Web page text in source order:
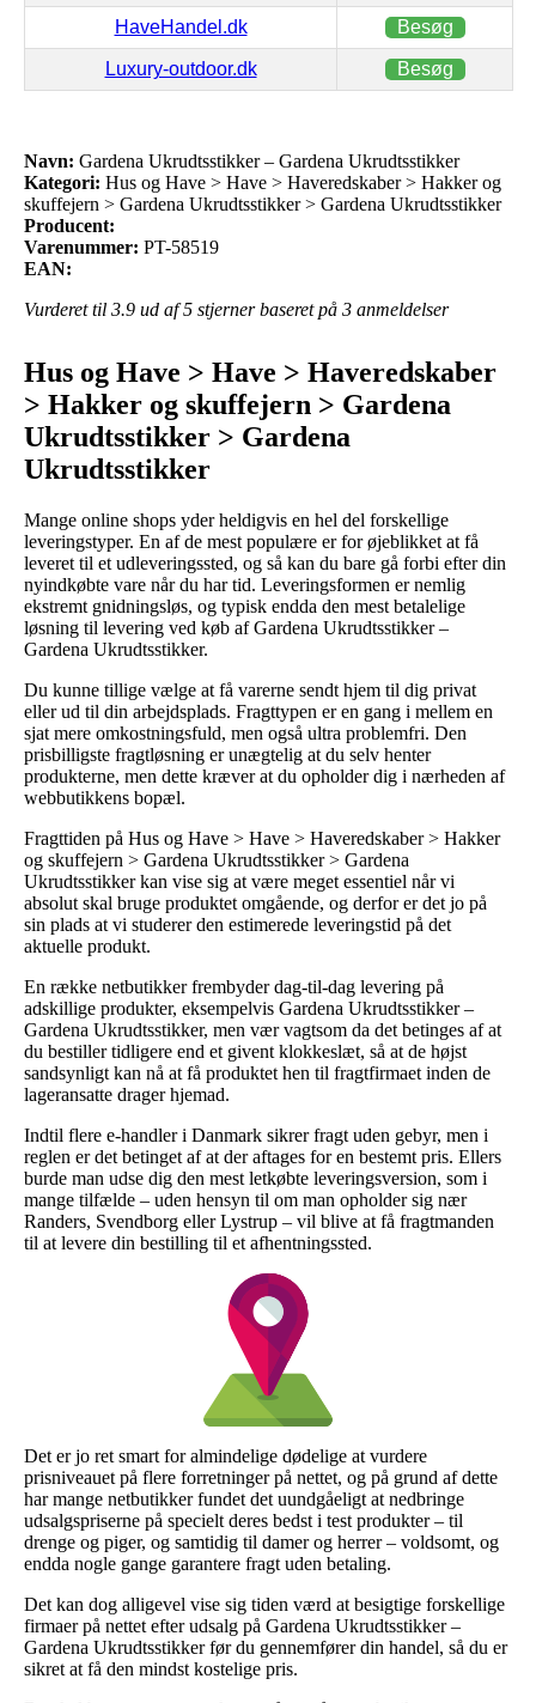
HaveHandel.dk Besøg
Luxury-outdoor.dk Besøg
Navn: Gardena Ukrudtsstikker – Gardena Ukrudtsstikker
Kategori: Hus og Have > Have > Haveredskaber > Hakker og
skuffejern > Gardena Ukrudtsstikker > Gardena Ukrudtsstikker
Producent:
Varenummer: PT-58519
EAN:
Vurderet til 3.9 ud af 5 stjerner baseret på 3 anmeldelser
Hus og Have > Have > Haveredskaber
> Hakker og skuffejern > Gardena
Ukrudtsstikker > Gardena
Ukrudtsstikker
Mange online shops yder heldigvis en hel del forskellige
leveringstyper. En af de mest populære er for øjeblikket at få
leveret til et udleveringssted, og så kan du bare gå forbi efter din
nyindkøbte vare når du har tid. Leveringsformen er nemlig
ekstremt gnidningsløs, og typisk endda den mest betalelige
løsning til levering ved køb af Gardena Ukrudtsstikker –
Gardena Ukrudtsstikker.
Du kunne tillige vælge at få varerne sendt hjem til dig privat
eller ud til din arbejdsplads. Fragttypen er en gang i mellem en
sjat mere omkostningsfuld, men også ultra problemfri. Den
prisbilligste fragtløsning er unægtelig at du selv henter
produkterne, men dette kræver at du opholder dig i nærheden af
webbutikkens bopæl.
Fragttiden på Hus og Have > Have > Haveredskaber > Hakker
og skuffejern > Gardena Ukrudtsstikker > Gardena
Ukrudtsstikker kan vise sig at være meget essentiel når vi
absolut skal bruge produktet omgående, og derfor er det jo på
sin plads at vi studerer den estimerede leveringstid på det
aktuelle produkt.
En række netbutikker frembyder dag-til-dag levering på
adskillige produkter, eksempelvis Gardena Ukrudtsstikker –
Gardena Ukrudtsstikker, men vær vagtsom da det betinges af at
du bestiller tidligere end et givent klokkeslæt, så at de højst
sandsynligt kan nå at få produktet hen til fragtfirmaet inden de
lageransatte drager hjemad.
Indtil flere e-handler i Danmark sikrer fragt uden gebyr, men i
reglen er det betinget af at der aftages for en bestemt pris. Ellers
burde man udse dig den mest letkøbte leveringsversion, som i
mange tilfælde – uden hensyn til om man opholder sig nær
Randers, Svendborg eller Lystrup – vil blive at få fragtmanden
til at levere din bestilling til et afhentningssted.
Det er jo ret smart for almindelige dødelige at vurdere
prisniveauet på flere forretninger på nettet, og på grund af dette
har mange netbutikker fundet det uundgåeligt at nedbringe
udsalgspriserne på specielt deres bedst i test produkter – til
drenge og piger, og samtidig til damer og herrer – voldsomt, og
endda nogle gange garantere fragt uden betaling.
Det kan dog alligevel vise sig tiden værd at besigtige forskellige
firmaer på nettet efter udsalg på Gardena Ukrudtsstikker –
Gardena Ukrudtsstikker før du gennemfører din handel, så du er
sikret at få den mindst kostelige pris.